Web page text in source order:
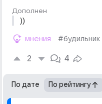
Дополнен
))
мнения #будильник
2 4
По дате По рейтингу